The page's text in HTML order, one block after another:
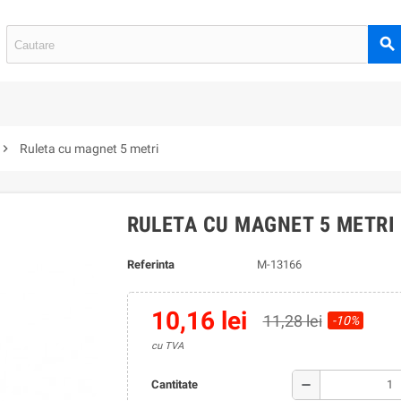
search
chevron_right Ruleta cu magnet 5 metri
RULETA CU MAGNET 5 METRI
Referinta M-13166
10,16 lei 11,28 lei -10%
cu TVA
Cantitate remove